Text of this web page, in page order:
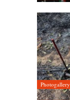
Photogallery